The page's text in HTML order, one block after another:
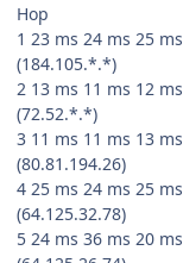
Hop
1 23 ms 24 ms 25 ms
(184.105.*.*)
2 13 ms 11 ms 12 ms
(72.52.*.*)
3 11 ms 11 ms 13 ms
(80.81.194.26)
4 25 ms 24 ms 25 ms
(64.125.32.78)
5 24 ms 36 ms 20 ms